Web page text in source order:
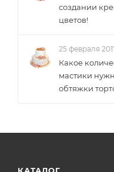
создании
цветов!
25 февраля
Какое
мастики
обтяжки